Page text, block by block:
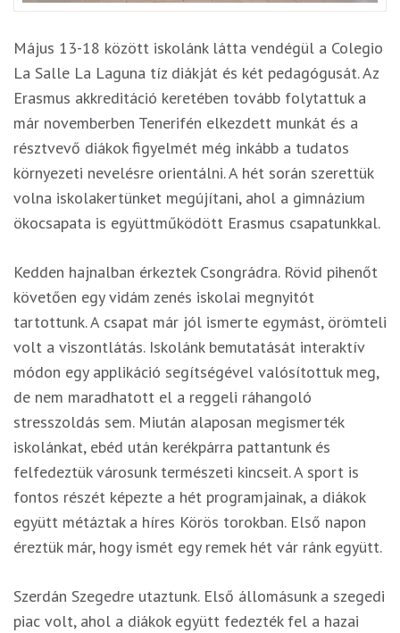
Május 13-18 között iskolánk látta vendégül a Colegio
La Salle La Laguna tíz diákját és két pedagógusát. Az
Erasmus akkreditáció keretében tovább folytattuk a
már novemberben Tenerifén elkezdett munkát és a
résztvevő diákok figyelmét még inkább a tudatos
környezeti nevelésre orientálni. A hét során szerettük
volna iskolakertünket megújítani, ahol a gimnázium
ökocsapata is együttműködött Erasmus csapatunkkal.
Kedden hajnalban érkeztek Csongrádra. Rövid pihenőt
követően egy vidám zenés iskolai megnyitót
tartottunk. A csapat már jól ismerte egymást, örömteli
volt a viszontlátás. Iskolánk bemutatását interaktív
módon egy applikáció segítségével valósítottuk meg,
de nem maradhatott el a reggeli ráhangoló
stresszoldás sem. Miután alaposan megismerték
iskolánkat, ebéd után kerékpárra pattantunk és
felfedeztük városunk természeti kincseit. A sport is
fontos részét képezte a hét programjainak, a diákok
együtt métáztak a híres Körös torokban. Első napon
éreztük már, hogy ismét egy remek hét vár ránk együtt.
Szerdán Szegedre utaztunk. Első állomásunk a szegedi
piac volt, ahol a diákok együtt fedezték fel a hazai